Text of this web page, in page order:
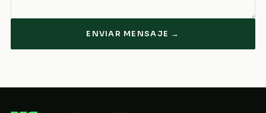
ENVIAR MENSAJE →